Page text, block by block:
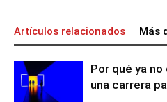
Artículos relacionados Más
Por qué ya
una carrera